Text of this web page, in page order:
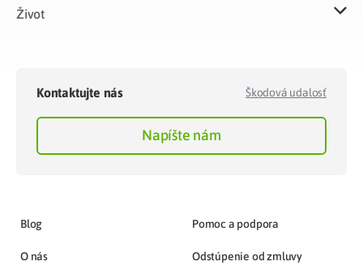
Život​
Kontaktujte nás Škodová udalosť
Napíšte nám
Blog
O nás
Pomoc a podpora
Odstúpenie od zmluvy